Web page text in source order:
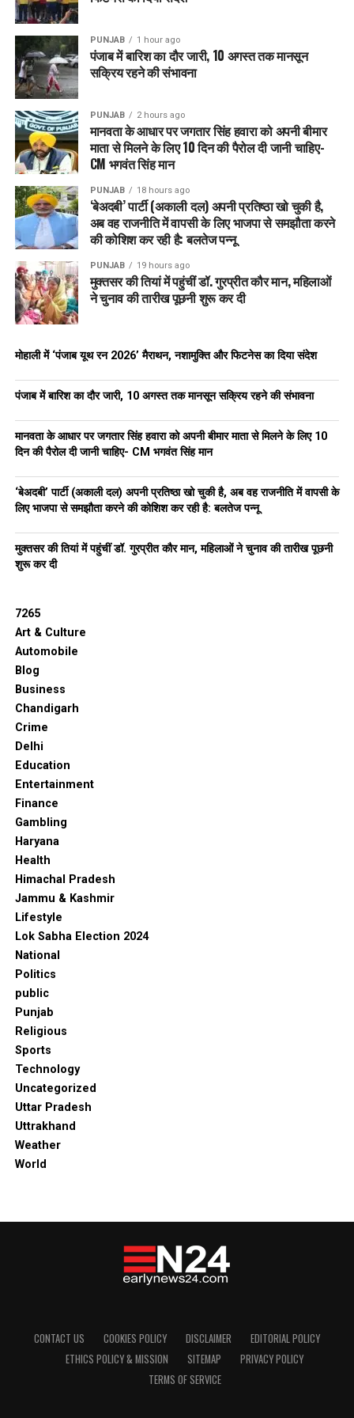
और तरक्की के रास्ते पर ला दिया है। आज लोग डर से आज़ादी महसूस कर
रहे हैं और नौजवान अपने भविष्य को लेकर उम्मीद से भरे हैं।”
हरमीत सिंह संधू के मुताबिक,‘अपराध पर वार
कदम नहीं बल्कि
उन्होंने कहा कि इस अभियान ने न केवल अपराधियों के हौसले तोड़े हैं, बल्कि
आम लोगों के दिलों मेंविश्वास और शांतिभी लौटाई है।
RELATED TOPICS: AAP
ANTICORRUPTION
BHAGWANTMANN
CRIMEFREEPUNJAB
HARMEETSINGHSANDHU
MANNSARKAR
NCRB
NEWSUPDATE
PUNJABGOVERNMENT
PUNJABNEWS
TARNTARAN
WARONCRIME YOUTHEMPOWERMENT
Tarn Taran में AAP उम्मीदवार Harmeet Singh Sandhu को मिला
जबरदस्त public support
DON'T MISS
आंकड़े बोलते हैं: APP सरकार ने जारी किए 11.40 CroreZero
Electricity Bills, 13.50 Lakh किसानों को मिल रही मुफ़्त बिजली
– Harmeet Singh Sandhu
PUNJAB 1 hour ago
पंजाब में बारिश का दौर जारी, 10 अगस्त तक मानसून
सक्रिय रहने की संभावना
PUNJAB 2 hours ago
मानवता के आधार पर जगतार सिंह हवारा को अपनी बीमार
माता से मिलने के लिए 10 दिन की पैरोल दी जानी चाहिए-
CM भगवंत सिंह मान
PUNJAB 18 hours ago
‘बेअदबी’ पार्टी (अकाली दल) अपनी प्रतिष्ठा खो चुकी है,
अब वह राजनीति में वापसी के लिए भाजपा से समझौता करने
की कोशिश कर रही है: बलतेज पन्नू
PUNJAB 19 hours ago
मुक्तसर की तियां में पहुंचीं डॉ. गुरप्रीत कौर मान, महिलाओं
ने चुनाव की तारीख पूछनी शुरू कर दी
मोहाली में ‘पंजाब यूथ रन 2026’ मैराथन, नशामुक्ति और फिटनेस का दिया संदेश
पंजाब में बारिश का दौर जारी, 10 अगस्त तक मानसून सक्रिय रहने की संभावना
मानवता के आधार पर जगतार सिंह हवारा को अपनी बीमार माता से मिलने के लिए 10
दिन की पैरोल दी जानी चाहिए- CM भगवंत सिंह मान
‘बेअदबी’ पार्टी (अकाली दल) अपनी प्रतिष्ठा खो चुकी है, अब वह राजनीति में वापसी के
लिए भाजपा से समझौता करने की कोशिश कर रही है: बलतेज पन्नू
मुक्तसर की तियां में पहुंचीं डॉ. गुरप्रीत कौर मान, महिलाओं ने चुनाव की तारीख पूछनी
शुरू कर दी
7265
Art & Culture
Automobile
Blog
Business
Chandigarh
Crime
Delhi
Education
Entertainment
Finance
Gambling
Haryana
Health
Himachal Pradesh
Jammu & Kashmir
Lifestyle
Lok Sabha Election 2024
National
Politics
public
Punjab
Religious
Sports
Technology
Uncategorized
Uttar Pradesh
Uttrakhand
Weather
World
CONTACT US COOKIES POLICY DISCLAIMER
EDITORIAL POLICY
ETHICS POLICY & MISSION
SITEMAP
PRIVACY POLICY
TERMS OF SERVICE